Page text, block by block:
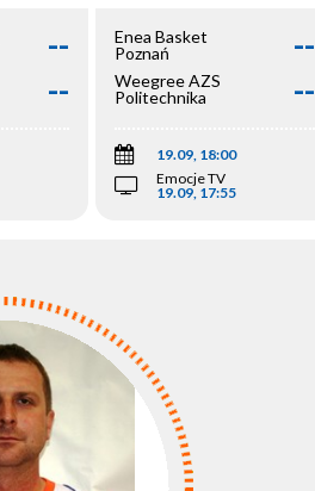
--
--
Enea Basket
Poznań
--
Weegree AZS
Politechnika
--
19.09, 18:00
Emocje TV
19.09, 17:55